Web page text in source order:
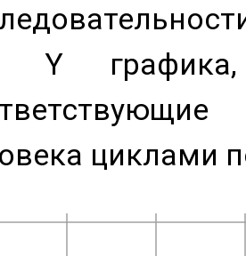
Y
циклами